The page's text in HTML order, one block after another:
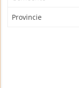
Provincie